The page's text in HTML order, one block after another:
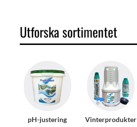
Utforska sortimentet
pH-justering Vinterprodukter